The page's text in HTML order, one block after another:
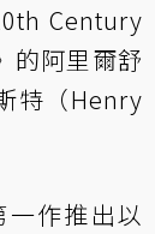
Century
的阿里爾舒
特（Henry
一作推出以